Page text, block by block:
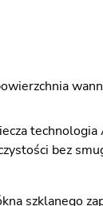
bez
szklanego